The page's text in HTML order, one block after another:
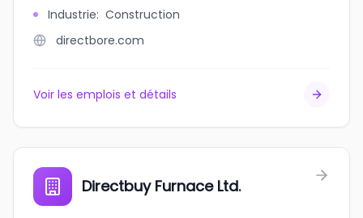
Industrie: Construction
directbore.com
Voir les emplois et détails
Directbuy Furnace Ltd.